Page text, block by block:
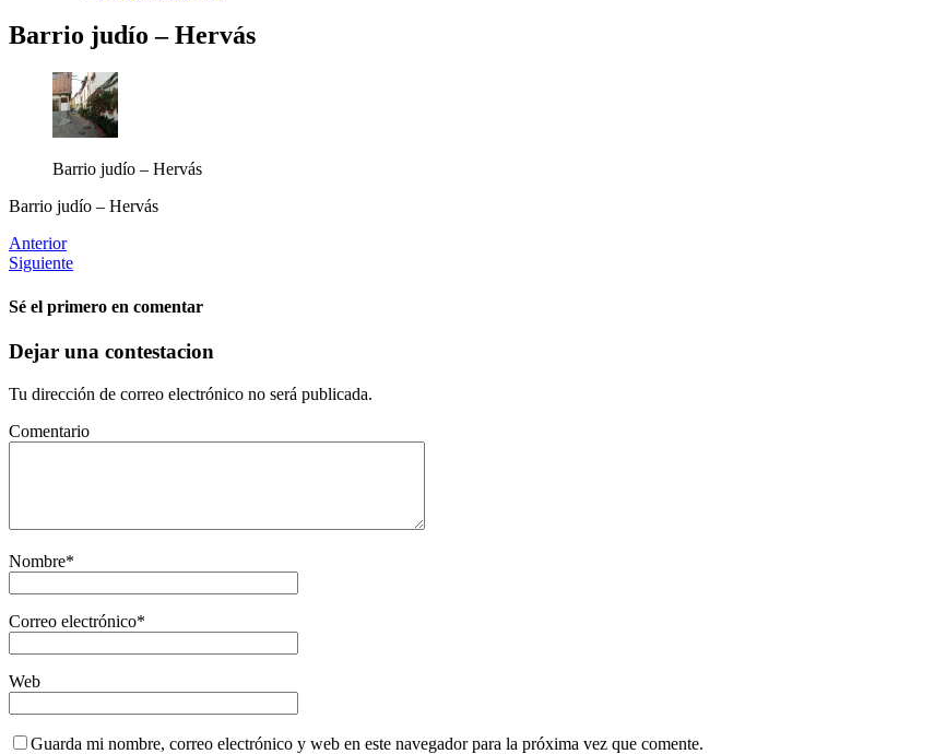
Barrio judío – Hervás
Barrio judío – Hervás
Barrio judío – Hervás
Anterior
Siguiente
Sé el primero en comentar
Dejar una contestacion
Tu dirección de correo electrónico no será publicada.
Comentario
Nombre*
Correo electrónico*
Web
Guarda mi nombre, correo electrónico y web en este navegador para la próxima vez que comente.